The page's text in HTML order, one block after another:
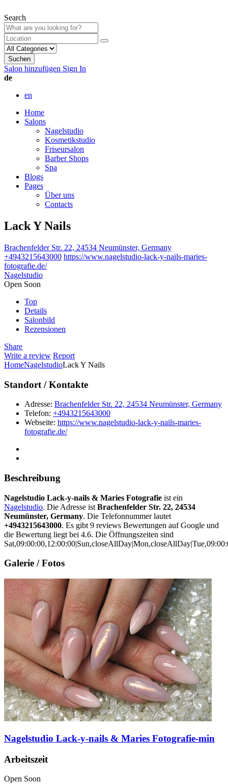
Search
Suchen
Salon hinzufügen Sign In
de
en
Home
Salons
Nagelstudio
Kosmetikstudio
Friseursalon
Barber Shops
Spa
Blogs
Pages
Über uns
Contacts
Lack Y Nails
Brachenfelder Str. 22, 24534 Neumünster, Germany
+4943215643000 https://www.nagelstudio-lack-y-nails-maries-
fotografie.de/
Nagelstudio
Open Soon
Top
Details
Salonbild
Rezensionen
Share
Write a review Report
HomeNagelstudioLack Y Nails
Standort / Kontakte
Adresse: Brachenfelder Str. 22, 24534 Neumünster, Germany
Telefon: +4943215643000
Webseite: https://www.nagelstudio-lack-y-nails-maries-
fotografie.de/
Beschreibung
Nagelstudio Lack-y-nails & Maries Fotografie ist ein
Nagelstudio. Die Adresse ist Brachenfelder Str. 22, 24534
Neumünster, Germany. Die Telefonnummer lautet
+4943215643000. Es gibt 9 reviews Bewertungen auf Google und
die Bewertung liegt bei 4.6. Die Öffnungszeiten sind
Galerie / Fotos
Nagelstudio Lack-y-nails & Maries Fotografie-min
Arbeitszeit
Open Soon